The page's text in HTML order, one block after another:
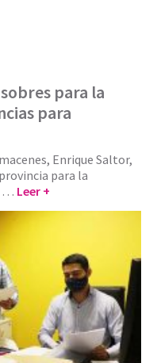
para la
para
Enrique Saltor,
para la
… Leer +